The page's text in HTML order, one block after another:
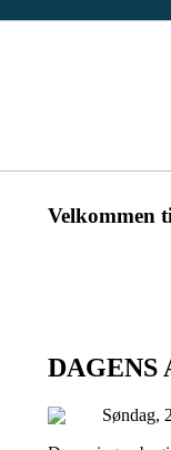
Velkommen
Søndag,